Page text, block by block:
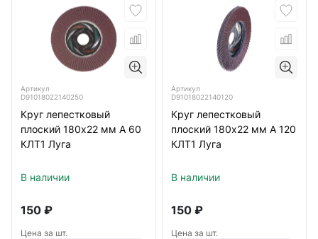
Артикул
D91018022140250
Круг лепестковый
плоский 180х22 мм A 60
КЛТ1 Луга
В наличии
150 ₽
Цена за шт.
Артикул
D91018022140120
Круг лепестковый
плоский 180х22 мм A 120
КЛТ1 Луга
В наличии
150 ₽
Цена за шт.